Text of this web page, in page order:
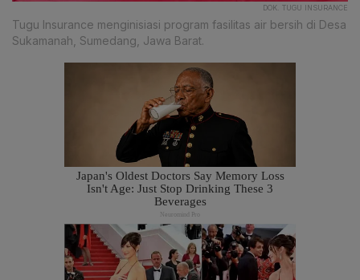
DOK. TUGU INSURANCE
Tugu Insurance menginisiasi program fasilitas air bersih di Desa
Sukamanah, Sumedang, Jawa Barat.